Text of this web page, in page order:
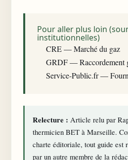
Pour aller plus loin
institutionnelles)
CRE — Marché du gaz
GRDF — Raccordement
Service-Public.fr —
Relecture : Article relu par
thermicien BET à Marseille.
charte éditoriale, tout guide est
par un autre membre de la